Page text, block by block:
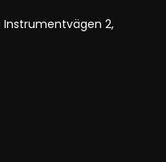
Instrumentvägen 2,